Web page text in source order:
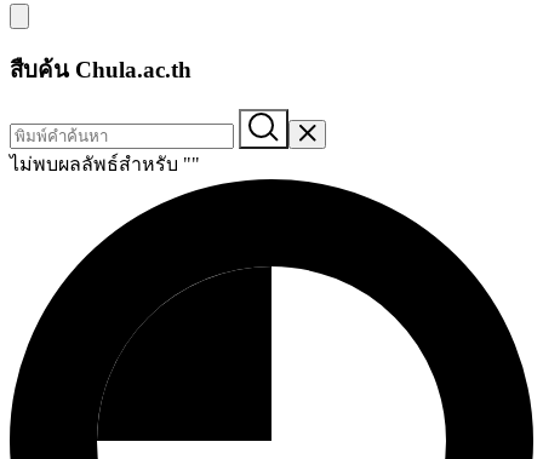
สืบค้น Chula.ac.th
ไม่พบผลลัพธ์สำหรับ ""